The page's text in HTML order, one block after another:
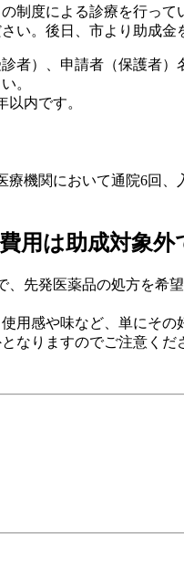
度による診療を行っ
い。後日、市より助成金
）、申請者（保護者
。
内です。
機関において通院6回
用は助成対象外
先発医薬品の処方を希
感や味など、単にそ
なりますのでご注意くだ